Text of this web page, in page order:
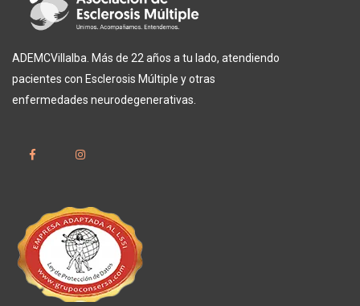
ADEMCVillalba. Más de 22 años a tu lado, atendiendo
pacientes con Esclerosis Múltiple y otras
enfermedades neurodegenerativas.